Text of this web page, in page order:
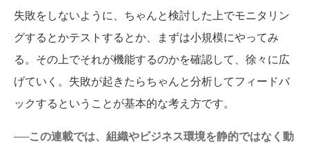
失敗をしないように、ちゃんと検討した上でモニタリン
グするとかテストするとか、まずは小規模にやってみ
る。その上でそれが機能するのかを確認して、徐々に広
げていく。失敗が起きたらちゃんと分析してフィードバ
ックするということが基本的な考え方です。
──この連載では、組織やビジネス環境を静的ではなく動